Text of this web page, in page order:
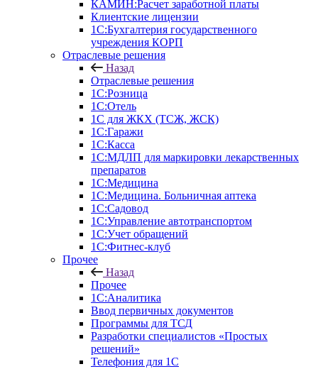
КАМИН:Расчет заработной платы
Клиентские лицензии
1С:Бухгалтерия государственного
учреждения КОРП
Отраслевые решения
Назад
Отраслевые решения
1С:Розница
1С:Отель
1С для ЖКХ (ТСЖ, ЖСК)
1С:Гаражи
1С:Касса
1С:МДЛП для маркировки лекарственных
препаратов
1С:Медицина
1С:Медицина. Больничная аптека
1С:Садовод
1С:Управление автотранспортом
1С:Учет обращений
1С:Фитнес-клуб
Прочее
Назад
Прочее
1С:Аналитика
Ввод первичных документов
Программы для ТСД
Разработки специалистов «Простых
решений»
Телефония для 1С